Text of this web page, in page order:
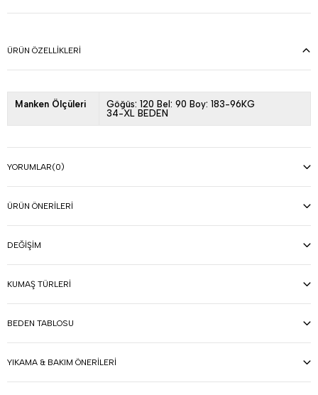
ÜRÜN ÖZELLIKLERI
Manken Ölçüleri
Göğüs: 120 Bel: 90 Boy: 183-96KG
34-XL BEDEN
YORUMLAR(0)
ÜRÜN ÖNERILERI
DEĞIŞIM
KUMAŞ TÜRLERI
BEDEN TABLOSU
YIKAMA & BAKIM ÖNERILERI